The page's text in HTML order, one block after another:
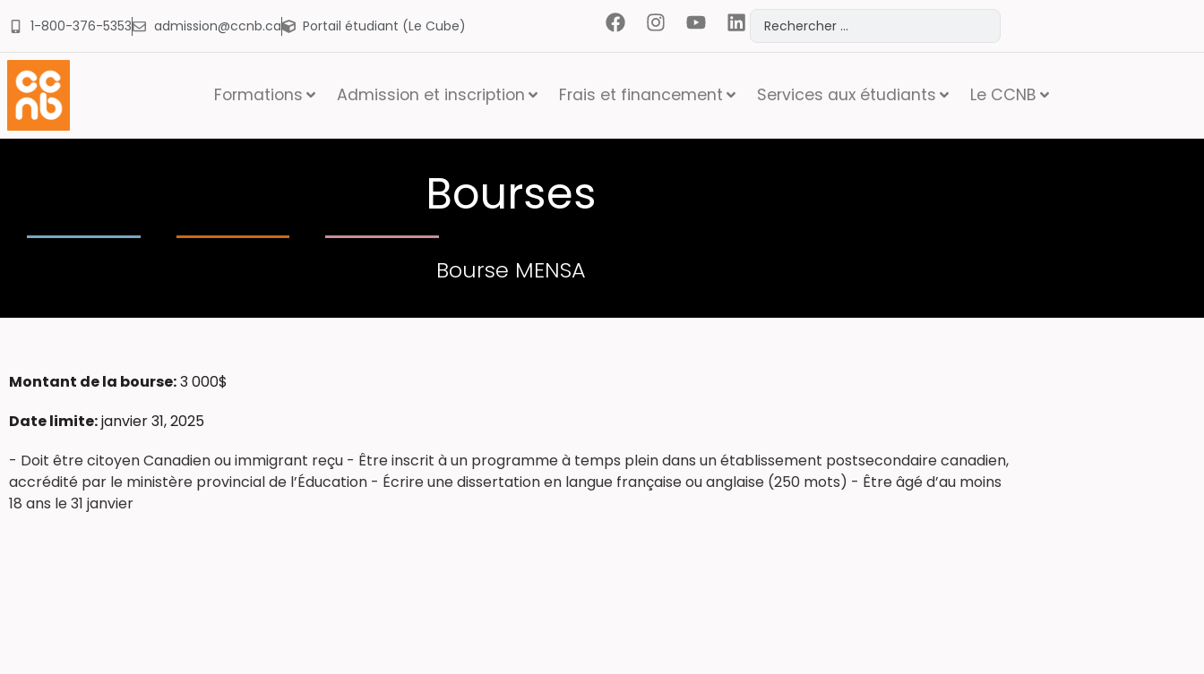
1-800-376-5353 admission@ccnb.ca Portail étudiant (Le Cube)
Formations Admission et inscription Frais et financement Services aux étudiants Le CCNB
Bourses
Bourse MENSA
Montant de la bourse:3 000$
Date limite:janvier 31, 2025
- Doit être citoyen Canadien ou immigrant reçu - Être inscrit à un programme à temps plein dans un établissement postsecondaire canadien,
accrédité par le ministère provincial de l’Éducation - Écrire une dissertation en langue française ou anglaise (250 mots) - Être âgé d’au moins
18 ans le 31 janvier